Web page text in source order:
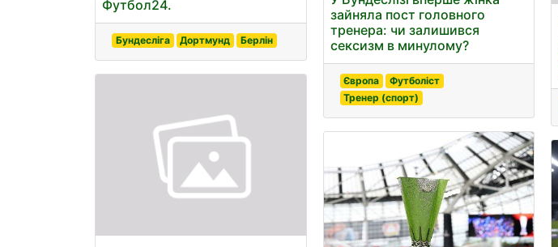
Футбол24.
Бундесліга Дортмунд Берлін
зайняла пост головного
тренера: чи залишився
сексизм в минулому?
Європа
Футболіст
Тренер (спорт)